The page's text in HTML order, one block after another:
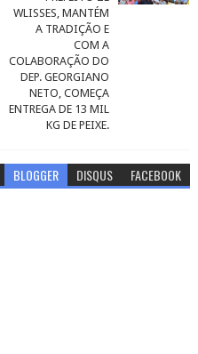
WLISSES, MANTÉM
A TRADIÇÃO E
COM A
COLABORAÇÃO DO
DEP. GEORGIANO
NETO, COMEÇA
ENTREGA DE 13 MIL
KG DE PEIXE.
BLOGGER DISQUS FACEBOOK